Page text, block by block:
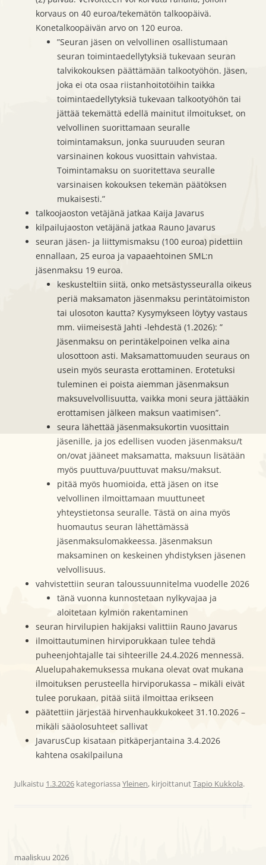
korvaus on 40 euroa/tekemätön talkoopäivä.
Konetalkoopäivän arvo on 120 euroa.
”Seuran jäsen on velvollinen osallistumaan
seuran toimintaedellytyksiä tukevaan seuran
talvikokouksen päättämään talkootyöhön. Jäsen,
joka ei ota osaa riistanhoitotöihin taikka
toimintaedellytyksiä tukevaan talkootyöhön tai
jättää tekemättä edellä mainitut ilmoitukset, on
velvollinen suorittamaan seuralle
toimintamaksun, jonka suuruuden seuran
varsinainen kokous vuosittain vahvistaa.
Toimintamaksu on suoritettava seuralle
varsinaisen kokouksen tekemän päätöksen
mukaisesti.”
talkoojaoston vetäjänä jatkaa Kaija Javarus
kilpailujaoston vetäjänä jatkaa Rauno Javarus
seuran jäsen- ja liittymismaksu (100 euroa) pidettiin
ennallaan, 25 euroa ja vapaaehtoinen SML:n
jäsenmaksu 19 euroa.
keskusteltiin siitä, onko metsästysseuralla oikeus
periä maksamaton jäsenmaksu perintätoimiston
tai ulosoton kautta? Kysymykseen löytyy vastaus
mm. viimeisestä Jahti -lehdestä (1.2026): ”
Jäsenmaksu on perintäkelpoinen velka aina
ulosottoon asti. Maksamattomuuden seuraus on
usein myös seurasta erottaminen. Erotetuksi
tuleminen ei poista aiemman jäsenmaksun
maksuvelvollisuutta, vaikka moni seura jättääkin
erottamisen jälkeen maksun vaatimisen”.
seura lähettää jäsenmaksukortin vuosittain
jäsenille, ja jos edellisen vuoden jäsenmaksu/t
on/ovat jääneet maksamatta, maksuun lisätään
myös puuttuva/puuttuvat maksu/maksut.
pitää myös huomioida, että jäsen on itse
velvollinen ilmoittamaan muuttuneet
yhteystietonsa seuralle. Tästä on aina myös
huomautus seuran lähettämässä
jäsenmaksulomakkeessa. Jäsenmaksun
maksaminen on keskeinen yhdistyksen jäsenen
velvollisuus.
vahvistettiin seuran taloussuunnitelma vuodelle 2026
tänä vuonna kunnostetaan nylkyvajaa ja
aloitetaan kylmiön rakentaminen
seuran hirvilupien hakijaksi valittiin Rauno Javarus
ilmoittautuminen hirviporukkaan tulee tehdä
puheenjohtajalle tai sihteerille 24.4.2026 mennessä.
Aluelupahakemuksessa mukana olevat ovat mukana
ilmoituksen perusteella hirviporukassa – mikäli eivät
tulee porukaan, pitää siitä ilmoittaa erikseen
päätettiin järjestää hirvenhaukkukokeet 31.10.2026 –
mikäli sääolosuhteet sallivat
JavarusCup kisataan pitkäperjantaina 3.4.2026
kahtena osakilpailuna
Julkaistu 1.3.2026 kategoriassa Yleinen, kirjoittanutTapio Kukkola.
maaliskuu 2026